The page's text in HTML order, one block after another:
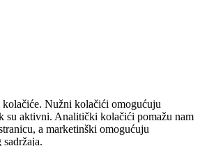
Nužni kolačići omogućuju
su aktivni. Analitički kolačići pomažu nam
a marketinški omogućuju